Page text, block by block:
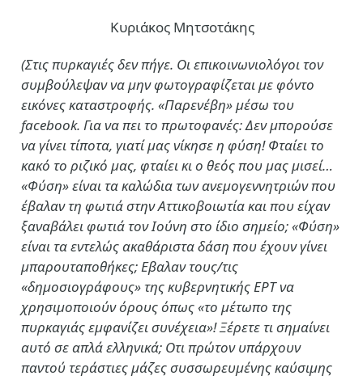
Κυριάκος Μητσοτάκης
(Στις πυρκαγιές δεν πήγε. Οι επικοινωνιολόγοι τον
συμβούλεψαν να μην φωτογραφίζεται με φόντο
εικόνες καταστροφής. «Παρενέβη» μέσω του
facebook. Για να πει το πρωτοφανές: Δεν μπορούσε
να γίνει τίποτα, γιατί μας νίκησε η φύση! Φταίει το
κακό το ριζικό μας, φταίει κι ο θεός που μας μισεί…
«Φύση» είναι τα καλώδια των ανεμογεννητριών που
έβαλαν τη φωτιά στην Αττικοβοιωτία και που είχαν
ξαναβάλει φωτιά τον Ιούνη στο ίδιο σημείο; «Φύση»
είναι τα εντελώς ακαθάριστα δάση που έχουν γίνει
μπαρουταποθήκες; Εβαλαν τους/τις
«δημοσιογράφους» της κυβερνητικής ΕΡΤ να
χρησιμοποιούν όρους όπως «το μέτωπο της
πυρκαγιάς εμφανίζει συνέχεια»! Ξέρετε τι σημαίνει
αυτό σε απλά ελληνικά; Οτι πρώτον υπάρχουν
παντού τεράστιες μάζες συσσωρευμένης καύσιμης